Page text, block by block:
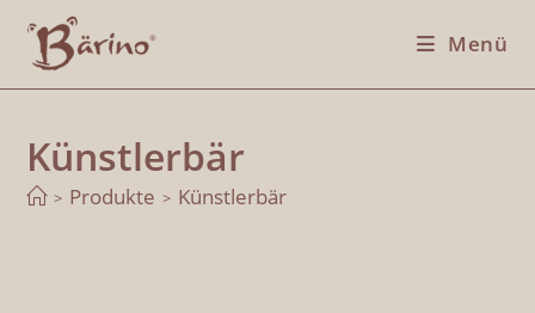
Menü
Künstlerbär
> Produkte > Künstlerbär